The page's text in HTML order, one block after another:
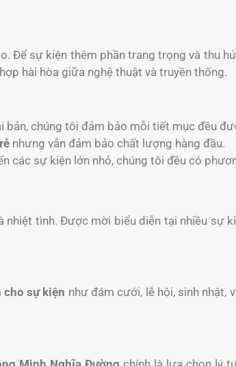
Để sự kiện thêm phần trang trọng và thu
hài hòa giữa nghệ thuật và truyền thống.
bản, chúng tôi đảm bảo mỗi tiết mục đều
nhưng vẫn đảm bảo chất lượng hàng đầu.
các sự kiện lớn nhỏ, chúng tôi đều có
tình. Được mời biểu diễn tại nhiều sự
cho sự kiện như đám cưới, lễ hội, sinh